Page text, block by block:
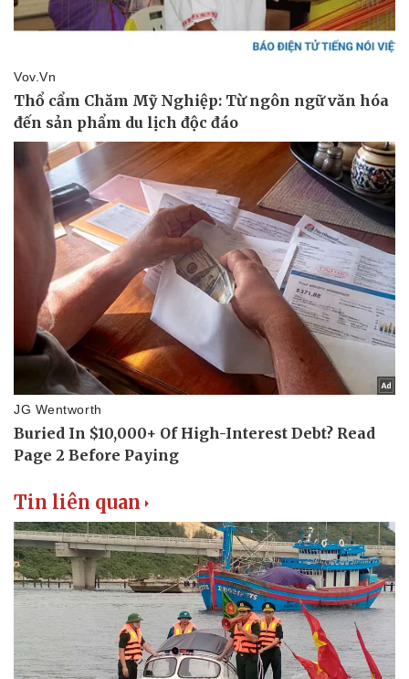
Thông tin doanh nghiệp
Doanh nghiệp 24h
Doanh nhân
Vì cộng đồng
Sành điệu
Tin Công nghệ
Trải nghiệm
Chuyển đổi số
Tin liên quan